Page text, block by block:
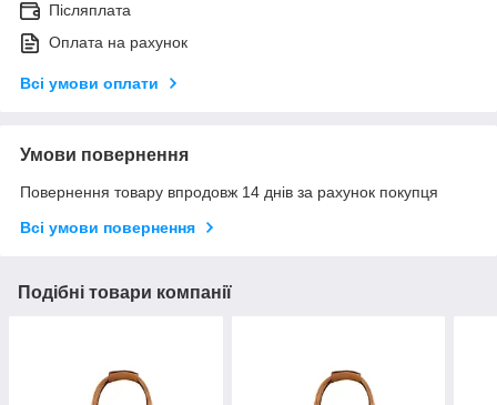
Післяплата
Оплата на рахунок
Всі умови оплати
Умови повернення
Повернення товару впродовж 14 днів за рахунок покупця
Всі умови повернення
Подібні товари компанії